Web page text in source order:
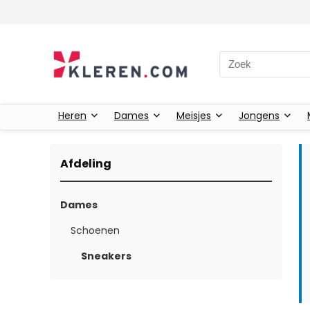
Zoeken naar:
Heren Dames Meisjes Jongens
Afdeling
Dames
Schoenen
Sneakers